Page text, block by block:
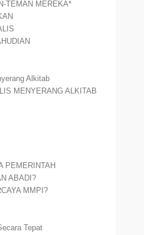
TEMAN MEREKA*
Alkitab
MENYERANG ALKITAB
PEMERINTAH
ABADI?
MMPI?
Tepat